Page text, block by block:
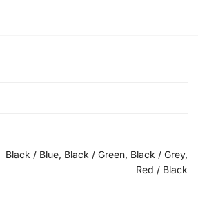
Black / Blue, Black / Green, Black / Grey,
Red / Black